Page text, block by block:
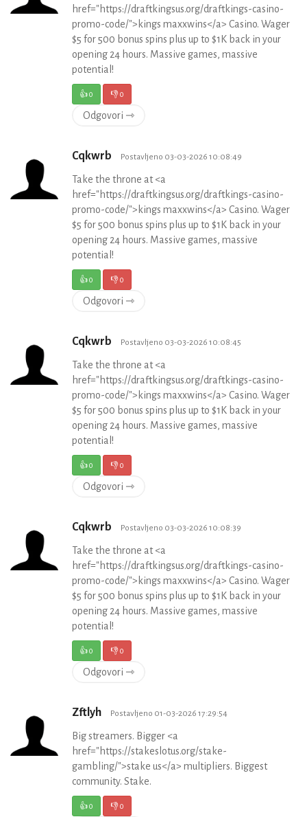
href="https://draftkingsus.org/draftkings-casino-
promo-code/">kings maxxwins</a> Casino. Wager
$5 for 500 bonus spins plus up to $1K back in your
opening 24 hours. Massive games, massive
potential!
👍0 👎0
Odgovori ⇾
Cqkwrb Postavljeno 03-03-2026 10:08:49
Take the throne at <a
href="https://draftkingsus.org/draftkings-casino-
promo-code/">kings maxxwins</a> Casino. Wager
$5 for 500 bonus spins plus up to $1K back in your
opening 24 hours. Massive games, massive
potential!
👍0 👎0
Odgovori ⇾
Cqkwrb Postavljeno 03-03-2026 10:08:45
Take the throne at <a
href="https://draftkingsus.org/draftkings-casino-
promo-code/">kings maxxwins</a> Casino. Wager
$5 for 500 bonus spins plus up to $1K back in your
opening 24 hours. Massive games, massive
potential!
👍0 👎0
Odgovori ⇾
Cqkwrb Postavljeno 03-03-2026 10:08:39
Take the throne at <a
href="https://draftkingsus.org/draftkings-casino-
promo-code/">kings maxxwins</a> Casino. Wager
$5 for 500 bonus spins plus up to $1K back in your
opening 24 hours. Massive games, massive
potential!
👍0 👎0
Odgovori ⇾
Zftlyh Postavljeno 01-03-2026 17:29:54
Big streamers. Bigger <a
href="https://stakeslotus.org/stake-
gambling/">stake us</a> multipliers. Biggest
community. Stake.
👍0 👎0